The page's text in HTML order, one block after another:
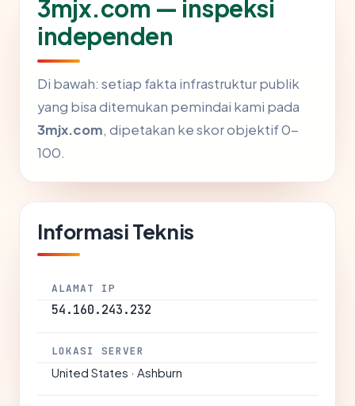
3mjx.com — inspeksi
independen
Di bawah: setiap fakta infrastruktur publik
yang bisa ditemukan pemindai kami pada
3mjx.com, dipetakan ke skor objektif 0-
100.
Informasi Teknis
ALAMAT IP
54.160.243.232
LOKASI SERVER
United States · Ashburn